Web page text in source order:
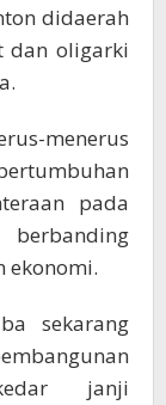
didaerah
dan oligarki
menerus
pada
ekonomi.
sekarang
janji